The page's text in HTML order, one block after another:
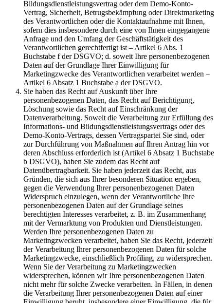
Bildungsdienstleistungsvertrag oder dem Demo-Konto-
Vertrag, Sicherheit, Betrugsbekämpfung oder Direktmarketing
des Verantwortlichen oder die Kontaktaufnahme mit Ihnen,
sofern dies insbesondere durch eine von Ihnen eingegangene
Anfrage und den Umfang der Geschäftstätigkeit des
Verantwortlichen gerechtfertigt ist – Artikel 6 Abs. 1
Buchstabe f der DSGVO; d. soweit Ihre personenbezogenen
Daten auf der Grundlage Ihrer Einwilligung für
Marketingzwecke des Verantwortlichen verarbeitet werden –
Artikel 6 Absatz 1 Buchstabe a der DSGVO.
Sie haben das Recht auf Auskunft über Ihre
personenbezogenen Daten, das Recht auf Berichtigung,
Löschung sowie das Recht auf Einschränkung der
Datenverarbeitung. Soweit die Verarbeitung zur Erfüllung des
Informations- und Bildungsdienstleistungsvertrags oder des
Demo-Konto-Vertrags, dessen Vertragspartei Sie sind, oder
zur Durchführung von Maßnahmen auf Ihren Antrag hin vor
deren Abschluss erforderlich ist (Artikel 6 Absatz 1 Buchstabe
b DSGVO), haben Sie zudem das Recht auf
Datenübertragbarkeit. Sie haben jederzeit das Recht, aus
Gründen, die sich aus Ihrer besonderen Situation ergeben,
gegen die Verwendung Ihrer personenbezogenen Daten
Widerspruch einzulegen, wenn der Verantwortliche Ihre
personenbezogenen Daten auf der Grundlage seines
berechtigten Interesses verarbeitet, z. B. im Zusammenhang
mit der Vermarktung von Produkten und Dienstleistungen.
Werden Ihre personenbezogenen Daten zu
Marketingzwecken verarbeitet, haben Sie das Recht, jederzeit
der Verarbeitung Ihrer personenbezogenen Daten für solche
Marketingzwecke, einschließlich Profiling, zu widersprechen.
Wenn Sie der Verarbeitung zu Marketingzwecken
widersprechen, können wir Ihre personenbezogenen Daten
nicht mehr für solche Zwecke verarbeiten. In Fällen, in denen
die Verarbeitung Ihrer personenbezogenen Daten auf einer